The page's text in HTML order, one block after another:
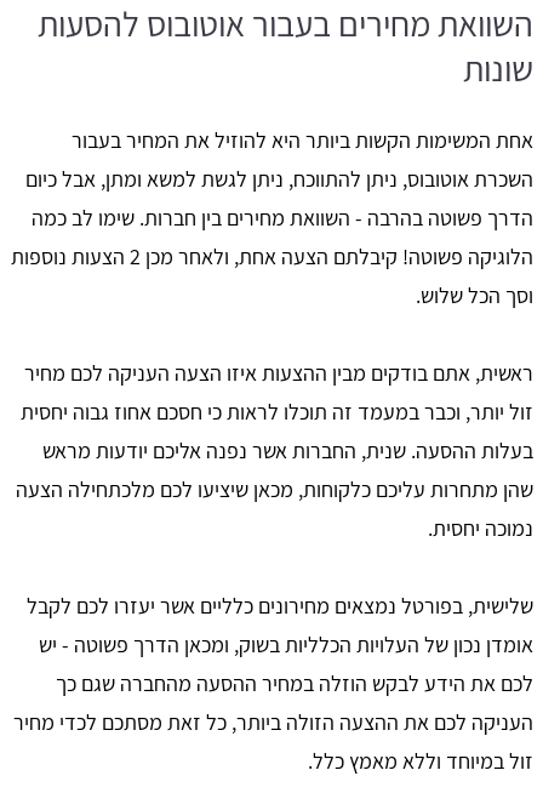
השוואת מחירים בעבור אוטובוס להסעות
שונות
אחת המשימות הקשות ביותר היא להוזיל את המחיר בעבור
השכרת אוטובוס, ניתן להתווכח, ניתן לגשת למשא ומתן, אבל כיום
הדרך פשוטה בהרבה - השוואת מחירים בין חברות. שימו לב כמה
הלוגיקה פשוטה! קיבלתם הצעה אחת, ולאחר מכן 2 הצעות נוספות
וסך הכל שלוש.
ראשית, אתם בודקים מבין ההצעות איזו הצעה העניקה לכם מחיר
זול יותר, וכבר במעמד זה תוכלו לראות כי חסכם אחוז גבוה יחסית
בעלות ההסעה. שנית, החברות אשר נפנה אליכם יודעות מראש
שהן מתחרות עליכם כלקוחות, מכאן שיציעו לכם מלכתחילה הצעה
נמוכה יחסית.
שלישית, בפורטל נמצאים מחירונים כלליים אשר יעזרו לכם לקבל
אומדן נכון של העלויות הכלליות בשוק, ומכאן הדרך פשוטה - יש
לכם את הידע לבקש הוזלה במחיר ההסעה מהחברה שגם כך
העניקה לכם את ההצעה הזולה ביותר, כל זאת מסתכם לכדי מחיר
זול במיוחד וללא מאמץ כלל.